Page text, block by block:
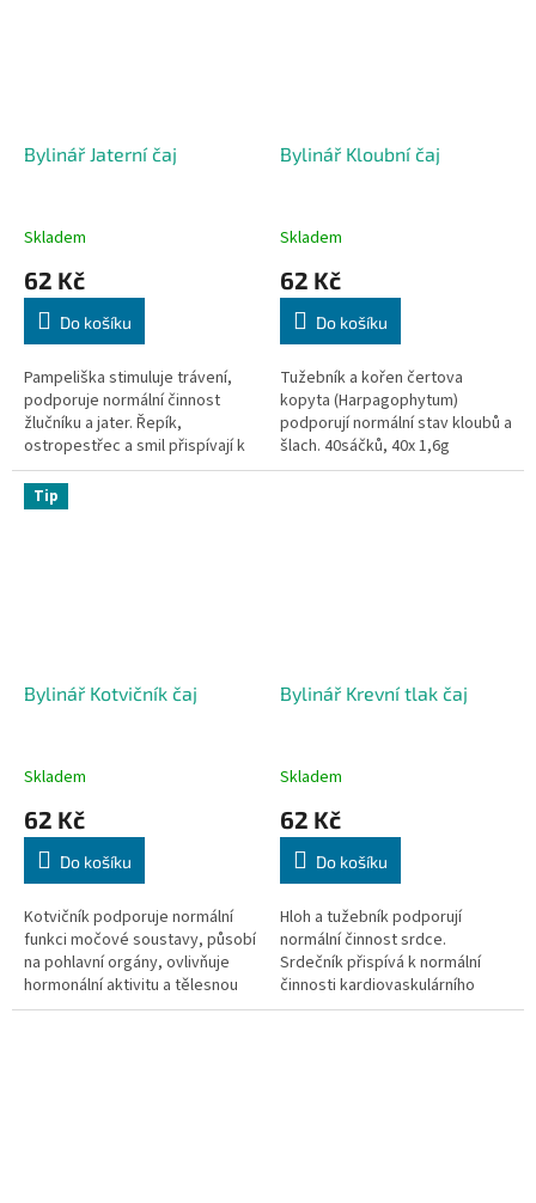
Bylinář Jaterní čaj
Skladem
62 Kč
Do košíku
Pampeliška stimuluje trávení,
podporuje normální činnost
žlučníku a jater. Řepík,
ostropestřec a smil přispívají k
normálnímu trávení a normální
funkci jater. 40 sáčků, 40x 1,6g
Bylinář Kloubní čaj
Skladem
62 Kč
Do košíku
Tužebník a kořen čertova
kopyta (Harpagophytum)
podporují normální stav kloubů a
šlach. 40sáčků, 40x 1,6g
Tip
Bylinář Kotvičník čaj
Skladem
62 Kč
Do košíku
Kotvičník podporuje normální
funkci močové soustavy, působí
na pohlavní orgány, ovlivňuje
hormonální aktivitu a tělesnou
energii. 40 sáčků, 40x 1,5g
Bylinář Krevní tlak čaj
Skladem
62 Kč
Do košíku
Hloh a tužebník podporují
normální činnost srdce.
Srdečník přispívá k normální
činnosti kardiovaskulárního
systému a k udržení normálního